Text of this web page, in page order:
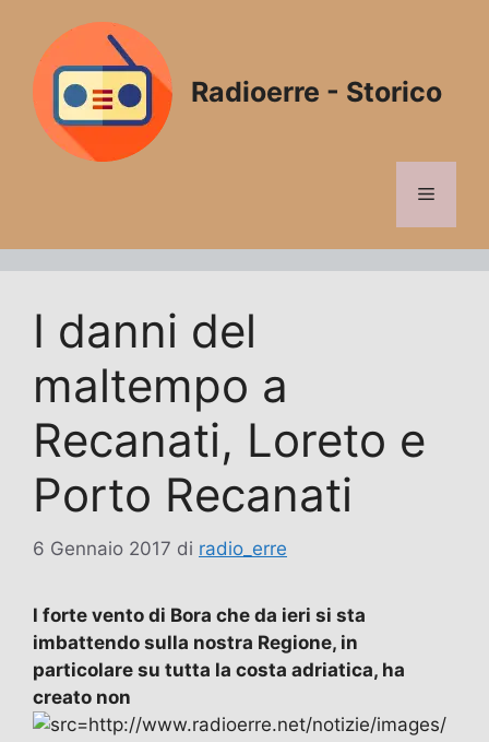
contenuto
Radioerre - Storico
Menu
I danni del
maltempo a
Recanati, Loreto e
Porto Recanati
6 Gennaio 2017 di radio_erre
l forte vento di Bora che da ieri si sta
imbattendo sulla nostra Regione, in
particolare su tutta la costa adriatica, ha
creato non